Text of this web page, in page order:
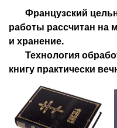
Французский
работы рассчитан на
и хранение.
Технология
книгу практически